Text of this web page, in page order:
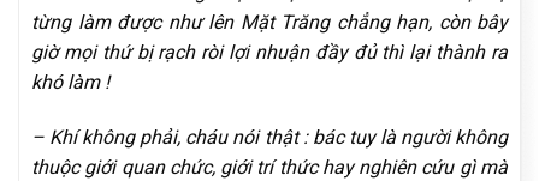
từng làm được như lên Mặt Trăng chẳng hạn, còn bây
giờ mọi thứ bị rạch ròi lợi nhuận đầy đủ thì lại thành ra
khó làm !
– Khí không phải, cháu nói thật : bác tuy là người không
thuộc giới quan chức, giới trí thức hay nghiên cứu gì mà